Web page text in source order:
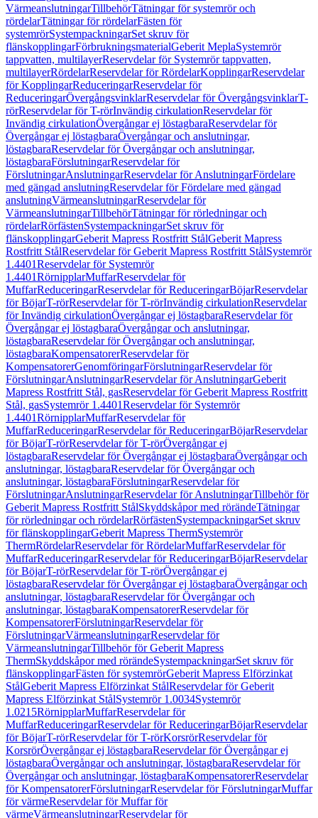
VärmeanslutningarTillbehörTätningar för systemrör och
rördelarTätningar för rördelarFästen för
systemrörSystempackningarSet skruv för
flänskopplingarFörbrukningsmaterialGeberit MeplaSystemrör
tappvatten, multilayerReservdelar för Systemrör tappvatten,
multilayerRördelarReservdelar för RördelarKopplingarReservdelar
för KopplingarReduceringarReservdelar för
ReduceringarÖvergångsvinklarReservdelar för ÖvergångsvinklarT-
rörReservdelar för T-rörInvändig cirkulationReservdelar för
Invändig cirkulationÖvergångar ej löstagbaraReservdelar för
Övergångar ej löstagbaraÖvergångar och anslutningar,
löstagbaraReservdelar för Övergångar och anslutningar,
löstagbaraFörslutningarReservdelar för
FörslutningarAnslutningarReservdelar för AnslutningarFördelare
med gängad anslutningReservdelar för Fördelare med gängad
anslutningVärmeanslutningarReservdelar för
VärmeanslutningarTillbehörTätningar för rörledningar och
rördelarRörfästenSystempackningarSet skruv för
flänskopplingarGeberit Mapress Rostfritt StålGeberit Mapress
Rostfritt StålReservdelar för Geberit Mapress Rostfritt StålSystemrör
1.4401Reservdelar för Systemrör
1.4401RörnipplarMuffarReservdelar för
MuffarReduceringarReservdelar för ReduceringarBöjarReservdelar
för BöjarT-rörReservdelar för T-rörInvändig cirkulationReservdelar
för Invändig cirkulationÖvergångar ej löstagbaraReservdelar för
Övergångar ej löstagbaraÖvergångar och anslutningar,
löstagbaraReservdelar för Övergångar och anslutningar,
löstagbaraKompensatorerReservdelar för
KompensatorerGenomföringarFörslutningarReservdelar för
FörslutningarAnslutningarReservdelar för AnslutningarGeberit
Mapress Rostfritt Stål, gasReservdelar för Geberit Mapress Rostfritt
Stål, gasSystemrör 1.4401Reservdelar för Systemrör
1.4401RörnipplarMuffarReservdelar för
MuffarReduceringarReservdelar för ReduceringarBöjarReservdelar
för BöjarT-rörReservdelar för T-rörÖvergångar ej
löstagbaraReservdelar för Övergångar ej löstagbaraÖvergångar och
anslutningar, löstagbaraReservdelar för Övergångar och
anslutningar, löstagbaraFörslutningarReservdelar för
FörslutningarAnslutningarReservdelar för AnslutningarTillbehör för
Geberit Mapress Rostfritt StålSkyddskåpor med rörändeTätningar
för rörledningar och rördelarRörfästenSystempackningarSet skruv
för flänskopplingarGeberit Mapress ThermSystemrör
ThermRördelarReservdelar för RördelarMuffarReservdelar för
MuffarReduceringarReservdelar för ReduceringarBöjarReservdelar
för BöjarT-rörReservdelar för T-rörÖvergångar ej
löstagbaraReservdelar för Övergångar ej löstagbaraÖvergångar och
anslutningar, löstagbaraReservdelar för Övergångar och
anslutningar, löstagbaraKompensatorerReservdelar för
KompensatorerFörslutningarReservdelar för
FörslutningarVärmeanslutningarReservdelar för
VärmeanslutningarTillbehör för Geberit Mapress
ThermSkyddskåpor med rörändeSystempackningarSet skruv för
flänskopplingarFästen för systemrörGeberit Mapress Elförzinkat
StålGeberit Mapress Elförzinkat StålReservdelar för Geberit
Mapress Elförzinkat StålSystemrör 1.0034Systemrör
1.0215RörnipplarMuffarReservdelar för
MuffarReduceringarReservdelar för ReduceringarBöjarReservdelar
för BöjarT-rörReservdelar för T-rörKorsrörReservdelar för
KorsrörÖvergångar ej löstagbaraReservdelar för Övergångar ej
löstagbaraÖvergångar och anslutningar, löstagbaraReservdelar för
Övergångar och anslutningar, löstagbaraKompensatorerReservdelar
för KompensatorerFörslutningarReservdelar för FörslutningarMuffar
för värmeReservdelar för Muffar för
värmeVärmeanslutningarReservdelar för